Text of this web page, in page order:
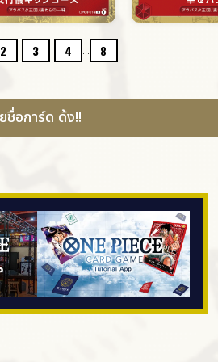
2 3 4 ... 8
ชื่อการ์ด ด้ง!!